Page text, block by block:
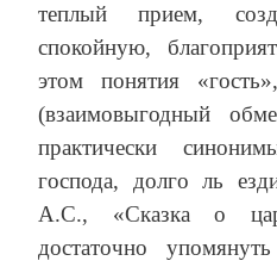
теплый прием,
спокойную,
этом понятия
(взаимовыгодный
практически
господа, долго ль
А.С., «Сказка о
достаточно